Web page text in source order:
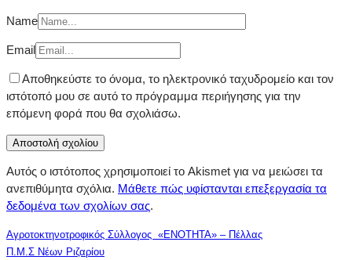
Name
Email
Αποθηκεύστε το όνομα, το ηλεκτρονικό ταχυδρομείο και τον
ιστότοπό μου σε αυτό το πρόγραμμα περιήγησης για την
επόμενη φορά που θα σχολιάσω.
Αυτός ο ιστότοπος χρησιμοποιεί το Akismet για να μειώσει τα
ανεπιθύμητα σχόλια. Μάθετε πώς υφίστανται επεξεργασία τα
δεδομένα των σχολίων σας.
Αγροτοκτηνοτροφικός Σύλλογος «ΕΝΟΤΗΤΑ» – Πέλλας
Π.Μ.Σ Νέων Ριζαρίου